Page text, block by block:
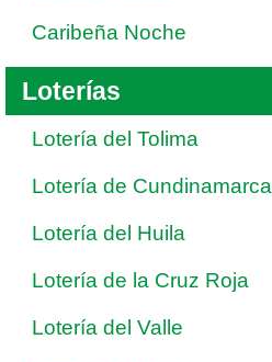
Caribeña Noche
Loterías
Lotería del Tolima
Lotería de Cundinamarca
Lotería del Huila
Lotería de la Cruz Roja
Lotería del Valle